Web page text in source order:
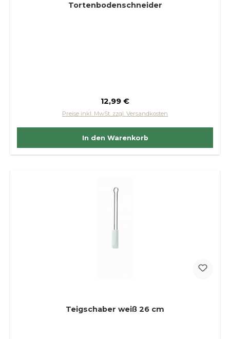
Tortenbodenschneider
Regulärer Preis:
12,99 €
Preise inkl. MwSt. zzgl. Versandkosten
In den Warenkorb
Teigschaber weiß 26 cm